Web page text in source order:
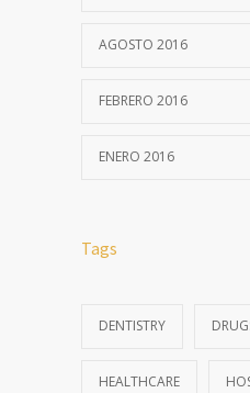
AGOSTO 2016
FEBRERO 2016
ENERO 2016
Tags
DENTISTRY
HEALTHCARE